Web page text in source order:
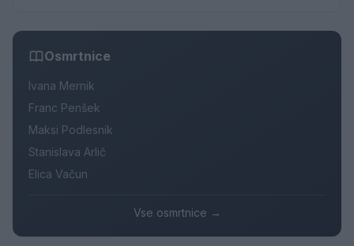
Osmrtnice
Ivana Mernik
Franc Penšek
Maksi Podlesnik
Stanislava Arlič
Elica Vačun
Vse osmrtnice →